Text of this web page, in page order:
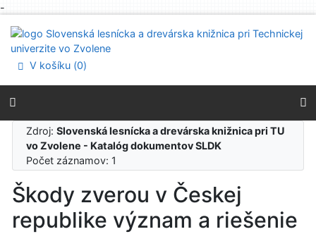
-
Prejsť na menu
Prehlásenie o webovej prístupnosti
V košíku (0)
Zdroj:Slovenská lesnícka a drevárska knižnica pri TU
vo Zvolene - Katalóg dokumentov SLDK
Počet záznamov: 1
Škody zverou v Českej
republike význam a riešenie